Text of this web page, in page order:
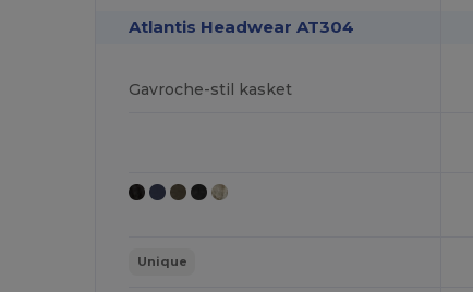
Atlantis Headwear AT304
Gavroche-stil kasket
Unique